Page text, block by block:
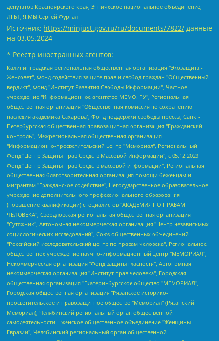
депутатов Красноярского края, Этническое национальное объединение,
ЛГБТ, Я.МЫ Сергей Фургал
Источник: https://minjust.gov.ru/ru/documents/7822/ данные
на 03.05.2024
* Реестр иностранных агентов:
Калининградская региональная общественная организация "Экозащита!-Женсовет", Фонд содействия защите прав и свобод граждан "Общественный вердикт", Фонд "Институт Развития Свободы Информации", Частное учреждение "Информационное агентство МЕМО. РУ", Региональная общественная организация "Общественная комиссия по сохранению наследия академика Сахарова", Фонд поддержки свободы прессы, Санкт-Петербургская общественная правозащитная организация "Гражданский контроль", Межрегиональная общественная организация "Информационно-просветительский центр "Мемориал", Региональный Фонд "Центр Защиты Прав Средств Массовой Информации", с 05.12.2023 Фонд "Центр Защиты Прав Средств массовой информации", Региональная общественная благотворительная организация помощи беженцам и мигрантам "Гражданское содействие", Негосударственное образовательное учреждение дополнительного профессионального образования (повышение квалификации) специалистов "АКАДЕМИЯ ПО ПРАВАМ ЧЕЛОВЕКА", Свердловская региональная общественная организация "Сутяжник", Автономная некоммерческая организация "Центр независимых социологических исследований", Союз общественных объединений "Российский исследовательский центр по правам человека", Региональное общественное учреждение научно-информационный центр "МЕМОРИАЛ", Некоммерческая организация "Фонд защиты гласности", Автономная некоммерческая организация "Институт прав человека", Городская общественная организация "Екатеринбургское общество "МЕМОРИАЛ", Городская общественная организация "Рязанское историко-просветительское и правозащитное общество "Мемориал" (Рязанский Мемориал), Челябинский региональный орган общественной самодеятельности – женское общественное объединение "Женщины Евразии", Челябинский региональный орган общественной самодеятельности "Уральская правозащитная группа", Фонд содействия защите здоровья и социальной справедливости имени Андрея Рылькова, Автономная Некоммерческая Организация "Аналитический Центр Юрия Левады", Автономная некоммерческая организация социальной поддержки населения "Проект Апрель", Региональная общественная организация помощи женщинам и детям, находящимся в кризисной ситуации "Информационно-методический центр "Анна", Фонд содействия развитию массовых коммуникаций и правовому просвещению "Так-так-Так", Фонд содействия устойчивому развитию "Серебряная тайга", Свердловский региональный общественный фонд социальных проектов "Новое время", "Idel.Реалии", Кавказ.Реалии, Крым.Реалии, Телеканал Настоящее Время, Татаро-башкирская служба Радио Свобода (Azatliq Radiosi), Радио Свободная Европа/Радио Свобода (PCE/PC), "Сибирь.Реалии", "Фактограф", Благотворительный фонд помощи осужденным и их семьям, Автономная некоммерческая организация "Институт глобализации и социальных движений", Фонд "В защиту прав заключенных", Частное учреждение "Центр поддержки и содействия развитию средств массовой информации", Пензенский региональный общественный благотворительный фонд "Гражданский союз", "Север.Реалии", Некоммерческая организация Фонд "Правовая инициатива", Общество с ограниченной ответственностью "Радио Свободная Европа/Радио Свобода", Чешское информационное агентство "MEDIUM-ORIENT", Красноярская региональная общественная организация "Мы против СПИДа", Камалягин Денис Николаевич, Маркелов Сергей Евгеньевич, Пономарев Лев Александрович, Савицкая Людмила Алексеевна, Автономная некоммерческая организация "Центр по работе с проблемой насилия "НАСИЛИЮ.НЕТ", Межрегиональный профессиональный союз работников здравоохранения "Альянс врачей", Юридическое лицо, зарегистрированное в Латвийской Республике, SIA "Medusa Project" (регистрационный номер 40103797863, дата регистрации 10.06.2014), Некоммерческая организация "Фонд по борьбе с коррупцией", Автономная некоммерческая организация "Институт права и публичной политики", Баданин Роман Сергеевич, Гликин Максим Александрович, Железнова Мария Михайловна, Лукьянова Юлия Сергеевна, Маетная Елизавета Витальевна, Маняхин Петр Борисович, Чуракова Ольга Владимировна, Ярош Юлия Петровна, Юридическое лицо "The Insider SIA", зарегистрированное в Риге, Латвийская Республика (дата регистрации 26.06.2015), являющееся администратором доменного имени интернет-издания "The Insider SIA", https://theins.ru, Постернак Алексей Евгеньевич, Рубин Михаил Аркадьевич, Анин Роман Александрович, Юридическое лицо Istories fonds, зарегистрированное в Латвийской Республике (регистрационный номер 50008295751, дата регистрации 24.02.2020), Великовский Дмитрий Александрович, Долинина Ирина Николаевна, Мароховская Алеся Алексеевна, Шлейнов Роман Юрьевич, Шмагун Олеся Валентиновна, Общество с ограниченной ответственностью "Альтаир 2021", Общество с ограниченной ответственностью "Вега 2021", Общество с ограниченной ответственностью "Главный редактор 2021", Общество с ограниченной ответственностью "Ромашки монолит", Важенков Артем Валерьевич, Ивановская областная общественная организация "Центр гендерных исследований", Гурман Юрий Альбертович, Медиапроект "ОВД-Инфо", Егоров Владимир Владимирович, Жилинский Владимир Александрович, Общество с ограниченной ответственностью "ЗП", Иванова София Юрьевна, Карезина Инна Павловна, Кильтау Екатерина Викторовна, Петров Алексей Викторович, Пискунов Сергей Евгеньевич, Смирнов Сергей Сергеевич, Тихонов Михаил Сергеевич, Общество с ограниченной ответственностью "ЖУРНАЛИСТ-ИНОСТРАННЫЙ АГЕНТ", Арапова Галина Юрьевна, Вольтская Татьяна Анатольевна, Американская компания "Mason G.E.S. Anonymous Foundation" (США), являющаяся владельцем интернет-издания https://mnews.world/, Компания "Stichting Bellingcat", зарегистрированная в Нидерландах (дата регистрации 11.07.2018), Захаров Андрей Вячеславович, Клепиковская Екатерина Дмитриевна, Общество с ограниченной ответственностью "МЕМО", Перл Роман Александрович, Симонов Евгений Алексеевич, Соловьева Елена Анатольевна, Сотников Даниил Владимирович, Сурначева Елизавета Дмитриевна, Автономная некоммерческая организация по защите прав человека и информированию населения "Якутия – Наше Мнение", Общество с ограниченной ответственностью "Москоу диджитал медиа", с 26.01.2023 Общество с ограниченной ответственностью "Чайка Белые сады", Ветошкина Валерия Валерьевна, Заговора Максим Александрович, Межрегиональное общественное движение "Российская ЛГБТ - сеть", Оленичев Максим Владимирович, Павлов Иван Юрьевич, Скворцова Елена Сергеевна, Общество с ограниченной ответственностью "Как бы инагент", Кочетков Игорь Викторович, Общество с ограниченной ответственностью "Честные выборы", Еланчик Олег Александрович, Общество с ограниченной ответственностью "Нобелевский призыв", Гималова Регина Эмилевна, Григорьев Андрей Валерьевич, Григорьева Алина Александровна, Ассоциация по содействию защите прав призывников, альтернативнослужащих и военнослужащих "Правозащитная группа "Гражданин.Армия.Право", Хисамова Регина Фаритовна, Автономная некоммерческая организация по реализации социально-правовых программ "Лилит", Дальневосточное общественное движение "Маяк", Санкт-Петербургская ЛГБТ-инициативная группа "Выход", Инициативная группа ЛГБТ+ "Реверс", Алексеев Андрей Викторович, Бекбулатова Таисия Львовна, Беляев Иван Михайлович, Владыкина Елена Сергеевна, Гельман Марат Александрович, Никульшина Вероника Юрьевна, Толоконникова Надежда Андреевна, Шендерович Виктор Анатольевич, Общество с ограниченной ответственностью "Данное сообщение", Общество с ограниченной ответственностью Издательский дом "Новая глава", Айнбиндер Александра Александровна, Московский комьюнити-центр для ЛГБТ+инициатив, Благотворительный фонд развития филантропии, Deutsche Welle (Германия, Kurt-Schumacher-Strasse 3, 53113 Bonn), Борзунова Мария Михайловна, Воробьев Виктор Викторович, Голубева Анна Львовна, Константинова Алла Михайловна, Малкова Ирина Владимировна, Мурадов Мурад Абдулгалимович, Осетинская Елизавета Николаевна, Понасенков Евгений Николаевич, Ганапольский Матвей Юрьевич, Киселев Евгений Алексеевич, Борухович Ирина Григорьевна, Дремин Иван Тимофеевич, Дубровский Дмитрий Викторович, Красноярская региональная общественная организация поддержки и развития альтернативных образовательных технологий и межкультурных коммуникаций "ИНТЕРРА", Маяковская Екатерина Алексеевна, Фейгин Марк Захарович, Филимонов Андрей Викторович, Дзугкоева Регина Николаевна, Доброхотов Роман Александрович, Дудь Юрий Александрович, Елкин Сергей Владимирович, Кругликов Кирилл Игоревич, Сабунаева Мария Леонидовна, Семенов Алексей Владимирович, Шаинян Карен Багратович, Шульман Екатерина Михайловна, Асафьев Артур Валерьевич, Вахштайн Виктор Семенович, Венедиктов Алексей Алексеевич, Лушникова Екатерина Евгеньевна, Волков Леонид Михайлович, Невзоров Александр Глебович, Пархоменко Сергей Борисович, Сироткин Ярослав Николаевич, Кара-Мурза Владимир Владимирович, Баранова Наталья Владимировна, Гозман Леонид Яковлевич, Кагарлицкий Борис Юльевич, Климарев Михаил Валерьевич, Милов Владимир Станиславович, Автономная некоммерческая организация Краснодарский центр современного искусства "Типография", Моргенштерн Алишер Тагирович, Соболь Любовь Эдуардовна, Общество с ограниченной ответственностью "ЛИЗА НОРМ", Каспаров Гарри Кимович, Ходорковский Михаил Борисович, Общество с ограниченной ответственностью "Апрельские тезисы", Данилович Ирина Брониславовна, Кашин Олег Владимирович, Петров Николай Владимирович, Пивоваров Алексей Владимирович, Соколов Михаил Владимирович, Цветкова Юлия Владимировна, Чичваркин Евгений Александрович, Комитет против пыток/Команда против пыток, Общество с ограниченной ответственностью "Первый научный", Общество с ограниченной ответственностью "Вертолет и ко", Белоцерковская Вероника Борисовна, Кац Максим Евгеньевич, Лазарева Татьяна Юрьевна, Шаведдинов Руслан Табризович, Яшин Илья Валерьевич, Общество с ограниченной ответственностью "Иноагент ААВ", Алешковский Дмитрий Петрович, Альбац Евгения Марковна, Быков Дмитрий Львович, Галямина Юлия Евгеньевна, Лойко Сергей Леонидович, Мартынов Кирилл Константинович, Медведев Сергей Александрович, Крашенинников Федор Геннадиевич, Гордеева Катерина Вл